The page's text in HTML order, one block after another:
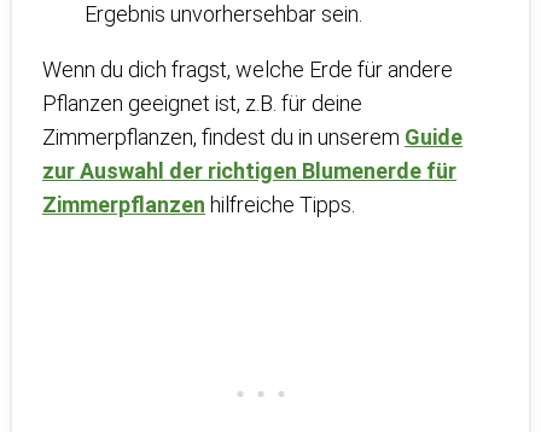
Ergebnis unvorhersehbar sein.
Wenn du dich fragst, welche Erde für andere
Pflanzen geeignet ist, z.B. für deine
Zimmerpflanzen, findest du in unserem Guide
zur Auswahl der richtigen Blumenerde für
Zimmerpflanzen hilfreiche Tipps.